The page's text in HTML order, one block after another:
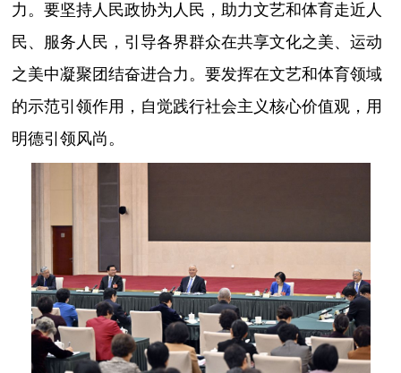
力。要坚持人民政协为人民，助力文艺和体育走近人
民、服务人民，引导各界群众在共享文化之美、运动
之美中凝聚团结奋进合力。要发挥在文艺和体育领域
的示范引领作用，自觉践行社会主义核心价值观，用
明德引领风尚。